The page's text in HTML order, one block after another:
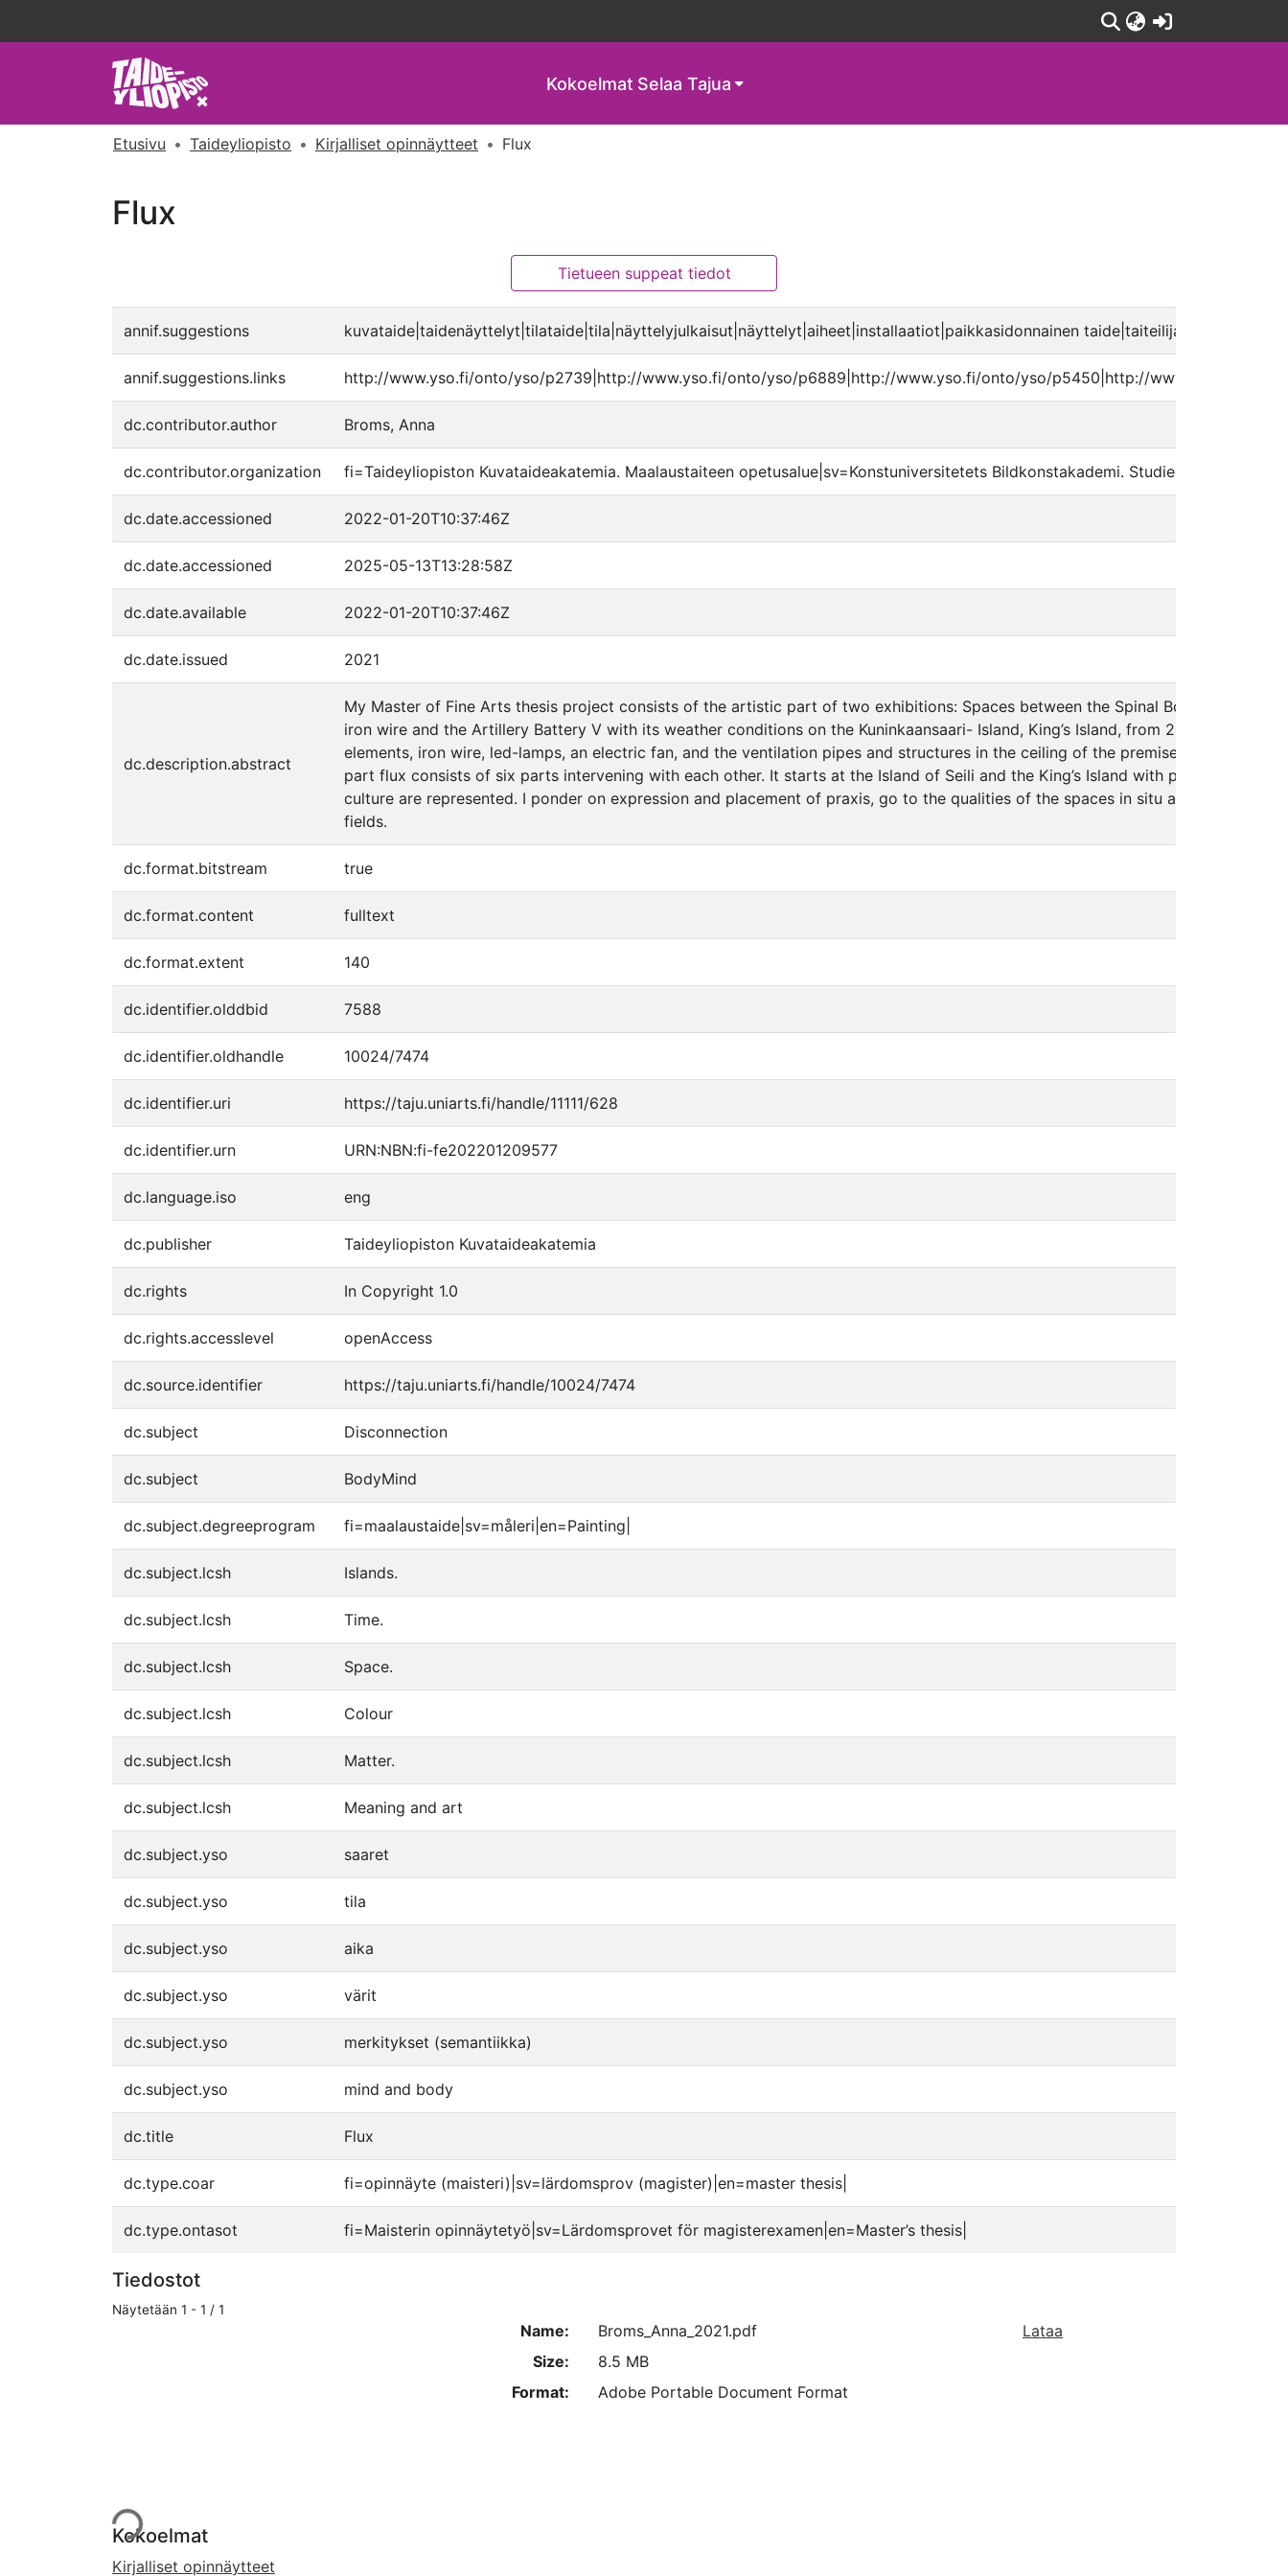
Kokoelmat Selaa Tajua
Etusivu Taideyliopisto Kirjalliset opinnäytteet Flux
Flux
Tietueen suppeat tiedot
annif.suggestions kuvataide|taidenäyttelyt|tilataide|tila|näyttelyjulkaisut|näyttelyt|aiheet|installaatiot|paikkasidonnainen taide|taiteilijat|en
annif.suggestions.links http://www.yso.fi/onto/yso/p2739|http://www.yso.fi/onto/yso/p6889|http://www.yso.fi/onto/yso/p5450|http://www.yso.fi/
dc.contributor.author Broms, Anna
dc.contributor.organization fi=Taideyliopiston Kuvataideakatemia. Maalaustaiteen opetusalue|sv=Konstuniversitetets Bildkonstakademi. Studieområde
dc.date.accessioned 2022-01-20T10:37:46Z
dc.date.accessioned 2025-05-13T13:28:58Z
dc.date.available 2022-01-20T10:37:46Z
dc.date.issued 2021
dc.description.abstract
My Master of Fine Arts thesis project consists of the artistic part of two exhibitions: Spaces between the Spinal Bones, and
iron wire and the Artillery Battery V with its weather conditions on the Kuninkaansaari- Island, King’s Island, from 20th of
elements, iron wire, led-lamps, an electric fan, and the ventilation pipes and structures in the ceiling of the premise. It took
part flux consists of six parts intervening with each other. It starts at the Island of Seili and the King’s Island with pondering
culture are represented. I ponder on expression and placement of praxis, go to the qualities of the spaces in situ and return to
fields.
dc.format.bitstream true
dc.format.content fulltext
dc.format.extent 140
dc.identifier.olddbid 7588
dc.identifier.oldhandle 10024/7474
dc.identifier.uri https://taju.uniarts.fi/handle/11111/628
dc.identifier.urn URN:NBN:fi-fe202201209577
dc.language.iso eng
dc.publisher Taideyliopiston Kuvataideakatemia
dc.rights In Copyright 1.0
dc.rights.accesslevel openAccess
dc.source.identifier https://taju.uniarts.fi/handle/10024/7474
dc.subject Disconnection
dc.subject BodyMind
dc.subject.degreeprogram fi=maalaustaide|sv=måleri|en=Painting|
dc.subject.lcsh Islands.
dc.subject.lcsh Time.
dc.subject.lcsh Space.
dc.subject.lcsh Colour
dc.subject.lcsh Matter.
dc.subject.lcsh Meaning and art
dc.subject.yso saaret
dc.subject.yso tila
dc.subject.yso aika
dc.subject.yso värit
dc.subject.yso merkitykset (semantiikka)
dc.subject.yso mind and body
dc.title Flux
dc.type.coar fi=opinnäyte (maisteri)|sv=lärdomsprov (magister)|en=master thesis|
dc.type.ontasot fi=Maisterin opinnäytetyö|sv=Lärdomsprovet för magisterexamen|en=Master’s thesis|
Tiedostot
Näytetään 1 - 1 / 1
Ladataan...
Name:
Broms_Anna_2021.pdf
Size:
8.5 MB
Format:
Adobe Portable Document Format
Lataa
Kokoelmat
Kirjalliset opinnäytteet